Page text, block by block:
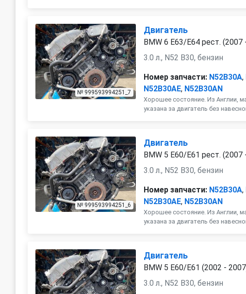
№ 999593994251_7
Двигатель
BMW 6 E63/E64 рест. (2007
3.0 л., N52 B30, бензин
Номер запчасти: N52B30A,
N52B30AE, N52B30AN
Хорошее состояние. Из Англии,
указана за двигатель без
№ 999593994251_6
Двигатель
BMW 5 E60/E61 рест. (2007
3.0 л., N52 B30, бензин
Номер запчасти: N52B30A,
N52B30AE, N52B30AN
Хорошее состояние. Из Англии,
указана за двигатель без
Двигатель
BMW 5 E60/E61 (2002 -
3.0 л., N52 B30, бензин